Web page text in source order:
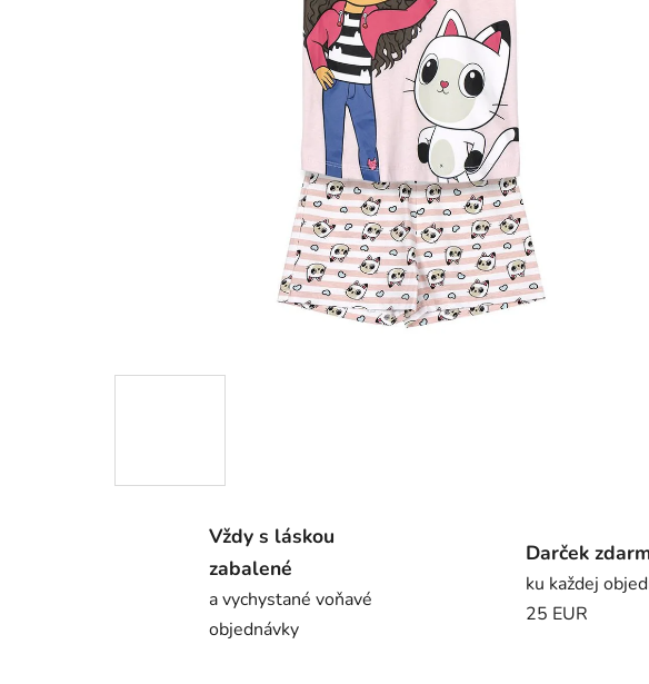
Vždy s láskou
zabalené
a vychystané voňavé
objednávky
Darček
ku každej
25 EUR